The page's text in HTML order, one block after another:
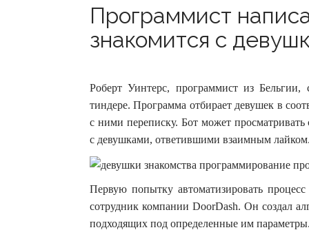
Программист
знакомится с
Роберт Уинтерс, программист из
тиндере. Программа отбирает девушек в
с ними переписку. Бот может просматривать
с девушками, ответившими взаимным
Первую попытку автоматизировать
сотрудник компании DoorDash. Он создал
подходящих под определенные им